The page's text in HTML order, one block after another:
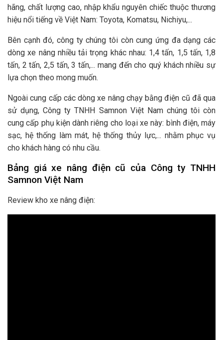
hãng, chất lượng cao, nhập khẩu nguyên chiếc thuộc thương
hiệu nổi tiếng về Việt Nam: Toyota, Komatsu, Nichiyu,...
Bên cạnh đó, công ty chúng tôi còn cung ứng đa dạng các
dòng xe nâng nhiều tải trọng khác nhau: 1,4 tấn, 1,5 tấn, 1,8
tấn, 2 tấn, 2,5 tấn, 3 tấn,... mang đến cho quý khách nhiều sự
lựa chọn theo mong muốn.
Ngoài cung cấp các dòng xe nâng chạy bằng điện cũ đã qua
sử dụng, Công ty TNHH Samnon Việt Nam chúng tôi còn
cung cấp phụ kiện dành riêng cho loại xe này: bình điện, máy
sạc, hệ thống làm mát, hệ thống thủy lực,... nhằm phục vụ
cho khách hàng có nhu cầu.
Bảng giá xe nâng điện cũ của Công ty TNHH
Samnon Việt Nam
Review kho xe nâng điện: